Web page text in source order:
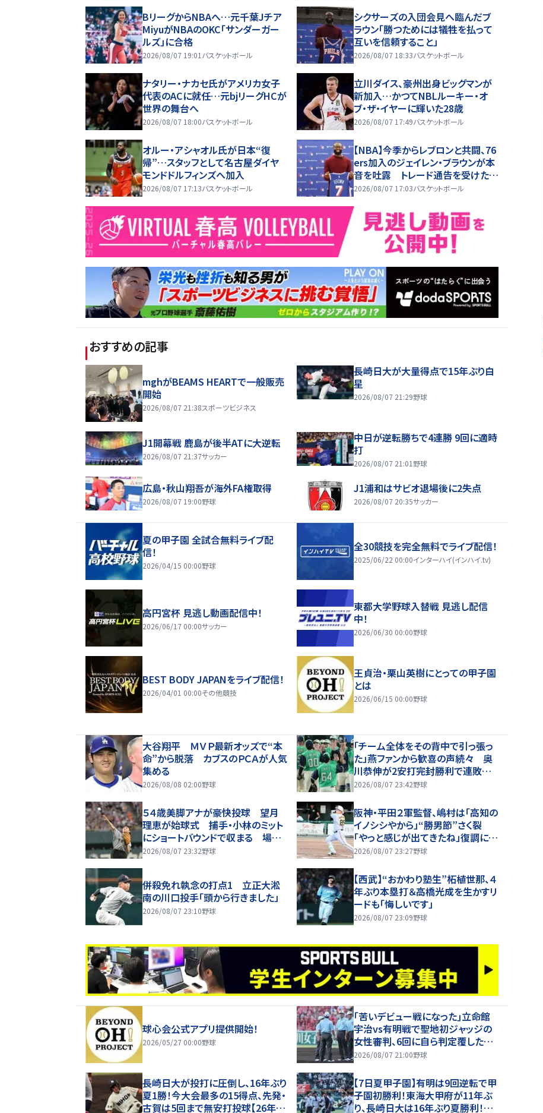
BリーグからNBAへ…元千葉Jチア
MiyuがNBAのOKC「サンダーガー
ルズ」に合格
2026/08/07 19:01 バスケットボール
シクサーズの入団会見へ臨んだブ
ラウン「勝つためには犠牲を払って
互いを信頼すること」
2026/08/07 18:33バスケットボール
ナタリー・ナカセ氏がアメリカ女子
代表のACに就任…元bjリーグHCが
世界の舞台へ
2026/08/07 18:00バスケットボール
立川ダイス、豪州出身ビッグマンが
新加入…かつてNBLルーキー・オ
ブ・ザ・イヤーに輝いた28歳
2026/08/07 17:49バスケットボール
オルー・アシャオル氏が日本“復
帰”…スタッフとして名古屋ダイヤ
モンドドルフィンズへ加入
2026/08/07 17:13バスケットボール
【NBA】今季からレブロンと共闘、76
ers加入のジェイレン・ブラウンが本
音を吐露 トレード通告を受けた時
は「スマホを放り投げた」
2026/08/07 17:03バスケットボール
おすすめの記事
mghがBEAMS HEARTで一般販売
開始
2026/08/07 21:38スポーツビジネス
長崎日大が大量得点で15年ぶり白
星
2026/08/07 21:29野球
J1開幕戦 鹿島が後半ATに大逆転
2026/08/07 21:37サッカー
中日が逆転勝ちで4連勝 9回に適時
打
2026/08/07 21:01 野球
広島・秋山翔吾が海外FA権取得
2026/08/07 19:00野球
J1浦和はサビオ退場後に2失点
2026/08/07 20:35サッカー
夏の甲子園 全試合無料ライブ配
信！
2026/04/15 00:00野球
全30競技を完全無料でライブ配信！
2025/06/22 00:00インターハイ(インハイ.tv)
高円宮杯 見逃し動画配信中！
2026/06/17 00:00サッカー
東都大学野球入替戦 見逃し配信
中！
2026/06/30 00:00野球
BEST BODY JAPANをライブ配信！
2026/04/01 00:00その他競技
王貞治・栗山英樹にとっての甲子園
とは
2026/06/15 00:00野球
大谷翔平 ＭＶＰ最新オッズで“本
命”から脱落 カブスのＰＣＡが人気
集める
2026/08/08 02:00野球
「チーム全体をその背中で引っ張っ
た」燕ファンから歓喜の声続々 奥
川恭伸が2安打完封勝利で連敗スト
ップ「まさに頼れるエースの仕事！」
2026/08/07 23:42野球
５４歳美脚アナが豪快投球 望月
理恵が始球式 捕手・小林のミット
にショートバウンドで収まる 場内
歓声
2026/08/07 23:32野球
阪神・平田２軍監督、嶋村は「高知の
イノシシやから」“勝男節”さく裂
「やっと感じが出てきたね」復調に太
鼓判【一問一答】
2026/08/07 23:27野球
併殺免れ執念の打点1 立正大淞
南の川口投手「頭から行きました」
2026/08/07 23:10野球
【西武】“おかわり塾生”柘植世那、４
年ぶり本塁打＆高橋光成を生かすリ
ードも「悔しいです」
2026/08/07 23:09野球
球心会公式アプリ提供開始！
2026/05/27 00:00野球
｢苦いデビュー戦になった｣立命館
宇治vs有明戦で聖地初ジャッジの
女性審判、6回に自ら判定覆したプ
レーを謝罪【26年夏甲子園】
2026/08/07 21:00野球
長崎日大が投打に圧倒し、16年ぶり
夏1勝！今大会最多の15得点、先発・
古賀は5回まで無安打投球【26年夏
【7日夏甲子園】有明は9回逆転で甲
子園初勝利！東海大甲府が11年ぶ
り、長崎日大は16年ぶり夏勝利！健